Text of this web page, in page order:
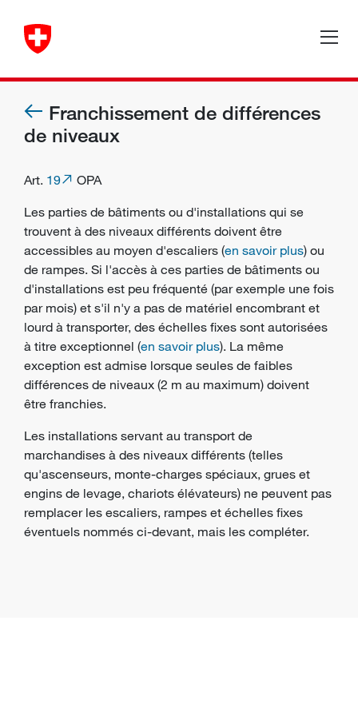
Franchissement de différences
de niveaux
Art. 19
OPA
Les parties de bâtiments ou d'installations qui se
trouvent à des niveaux différents doivent être
accessibles au moyen d'escaliers (en savoir plus) ou
de rampes. Si l'accès à ces parties de bâtiments ou
d'installations est peu fréquenté (par exemple une fois
par mois) et s'il n'y a pas de matériel encombrant et
lourd à transporter, des échelles fixes sont autorisées
à titre exceptionnel (en savoir plus). La même
exception est admise lorsque seules de faibles
différences de niveaux (2 m au maximum) doivent
être franchies.
Les installations servant au transport de
marchandises à des niveaux différents (telles
qu'ascenseurs, monte-charges spéciaux, grues et
engins de levage, chariots élévateurs) ne peuvent pas
remplacer les escaliers, rampes et échelles fixes
éventuels nommés ci-devant, mais les compléter.